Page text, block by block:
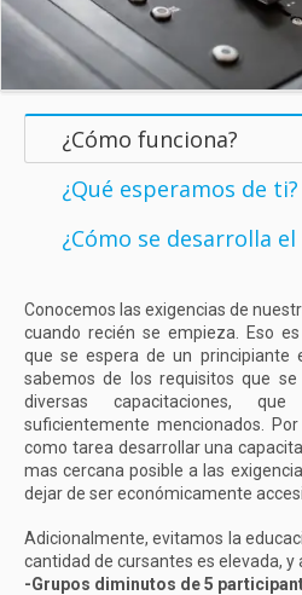
¿Cómo funciona?
¿Qué esperamos de ti?
¿Cómo se desarrolla el
Conocemos las exigencias de
cuando recién se empieza. Eso
que se espera de un principiante
sabemos de los requisitos que
diversas capacitaciones,
suficientemente mencionados.
como tarea desarrollar una
mas cercana posible a las
dejar de ser económicamente
Adicionalmente, evitamos la
cantidad de cursantes es elevada, y
-Grupos diminutos de 5